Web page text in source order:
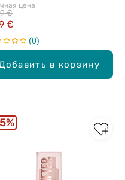
в корзину
цена
€
€
0